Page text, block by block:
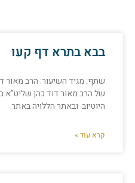
בבא בתרא דף קעו
שתף: מגיד השיעור: הרב מאור
של הרב מאור דוד כהן שליט”א
היוטיוב ובאתר הללויה באתר
קרא עוד »